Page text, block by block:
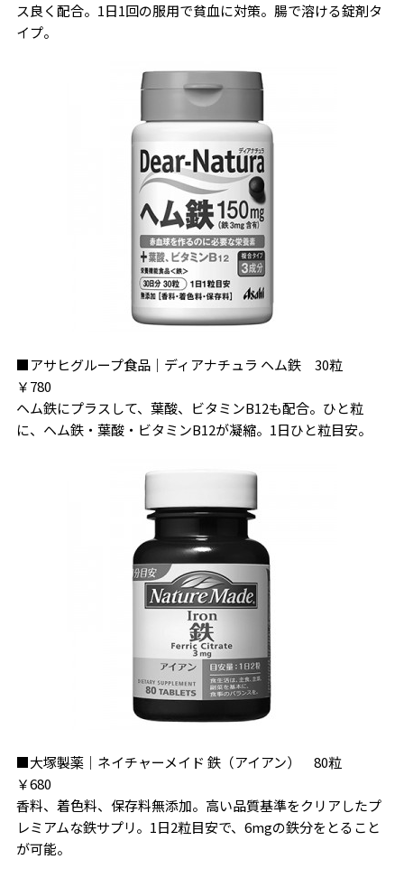
ス良く配合。1日1回の服用で貧血に対策。腸で溶ける錠剤タ
イプ。
■アサヒグループ食品｜ディアナチュラ ヘム鉄 30粒
￥780
ヘム鉄にプラスして、葉酸、ビタミンB12も配合。ひと粒
に、ヘム鉄・葉酸・ビタミンB12が凝縮。1日ひと粒目安。
■大塚製薬｜ネイチャーメイド 鉄（アイアン） 80粒
￥680
香料、着色料、保存料無添加。高い品質基準をクリアしたプ
レミアムな鉄サプリ。1日2粒目安で、6mgの鉄分をとること
が可能。